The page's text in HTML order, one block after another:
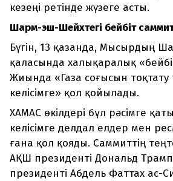
кезеңі ретінде жүзеге асты.
Шарм-эш-Шейхтегі бейбіт
Бүгін, 13 қазанда, Мысырдың
қаласында халықаралық
Жиында «Газа соғысын тоқтату
келісімге» қол қойылады.
ХАМАС өкілдері бұл рәсімге
келісімге делдал елдер мен
ғана қол қояды. Саммиттің
АҚШ президенті Дональд
президенті Абдель Фаттах ас-